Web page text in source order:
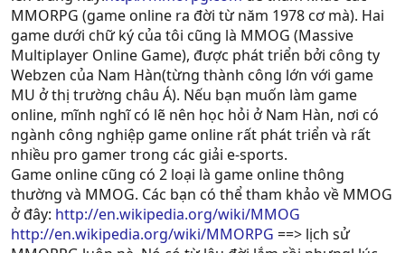
MMORPG (game online ra đời từ năm 1978 cơ mà). Hai
game dưới chữ ký của tôi cũng là MMOG (Massive
Multiplayer Online Game), được phát triển bởi công ty
Webzen của Nam Hàn(từng thành công lớn với game
MU ở thị trường châu Á). Nếu bạn muốn làm game
online, mĩnh nghĩ có lẽ nên học hỏi ở Nam Hàn, nơi có
ngành công nghiệp game online rất phát triển và rất
nhiều pro gamer trong các giải e-sports.
Game online cũng có 2 loại là game online thông
thường và MMOG. Các bạn có thể tham khảo về MMOG
ở đây: http://en.wikipedia.org/wiki/MMOG
http://en.wikipedia.org/wiki/MMORPG ==> lịch sử